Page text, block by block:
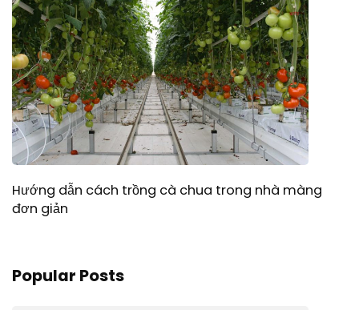
Hướng dẫn cách trồng cà chua trong nhà màng
đơn giản
Popular Posts